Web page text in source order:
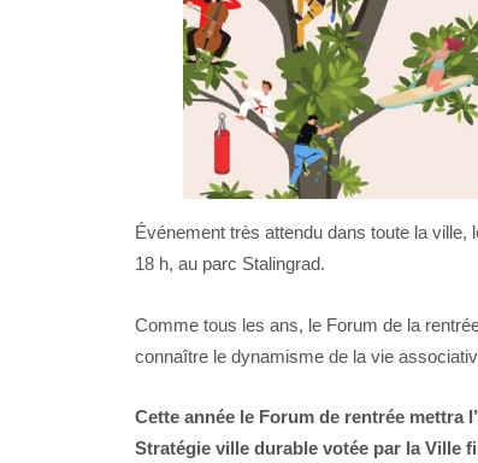
Événement très attendu dans toute la
18 h, au parc Stalingrad.
Comme tous les ans, le Forum de la
connaître le dynamisme de la vie
Cette année le Forum de rentrée mettra
Stratégie ville durable votée par la Ville